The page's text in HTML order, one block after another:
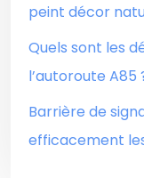
peint décor
Quels sont les
l’autoroute A85
Barrière de
efficacement